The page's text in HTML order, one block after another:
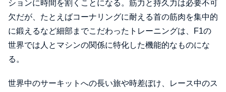
ションに時間を割くことになる。筋力と持久力は必要不可
欠だが、たとえばコーナリングに耐える首の筋肉を集中的
に鍛えるなど細部までこだわったトレーニングは、F1の
世界では人とマシンの関係に特化した機能的なものにな
る。
世界中のサーキットへの長い旅や時差ぼけ、レース中のス